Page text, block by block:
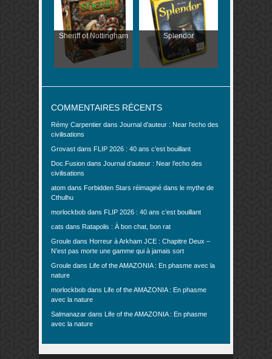
Sheriff of Nottingham Splendor
COMMENTAIRES RÉCENTS
Rémy Carpentier dans Journal d’auteur : Near l’echo des
civilisations
Grovast dans FLIP 2026 : 40 ans c’est bouillant
Doc.Fusion dans Journal d’auteur : Near l’echo des
civilisations
atom dans Forbidden Stars réimaginé dans le mythe de
Cthulhu
morlockbob dans FLIP 2026 : 40 ans c’est bouillant
cats dans Ratapolis : À bon chat, bon rat
Groule dans Horreur à Arkham JCE : Chapitre Deux –
N’est pas morte une gamme qui à jamais sort
Groule dans Life of the AMAZONIA : En phasme avec la
nature
morlockbob dans Life of the AMAZONIA : En phasme
avec la nature
Salmanazar dans Life of the AMAZONIA : En phasme
avec la nature